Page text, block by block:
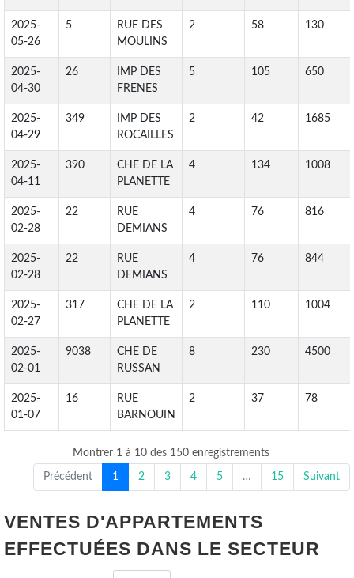
2025-
05-26
5
RUE DES
MOULINS
2 58 130
2025-
04-30
26
IMP DES
FRENES
5 105 650
2025-
04-29
349
IMP DES
ROCAILLES
2 42 1685
2025-
04-11
390
CHE DE LA
PLANETTE
4 134 1008
2025-
02-28
22
RUE
DEMIANS
4 76 816
2025-
02-28
22
RUE
DEMIANS
4 76 844
2025-
02-27
317
CHE DE LA
PLANETTE
2 110 1004
2025-
02-01
9038
CHE DE
RUSSAN
8 230 4500
2025-
01-07
16
RUE
BARNOUIN
2 37 78
Montrer 1 à 10 des 150 enregistrements
Précédent 1 2 3 4 5 … 15 Suivant
VENTES D'APPARTEMENTS
EFFECTUÉES DANS LE SECTEUR